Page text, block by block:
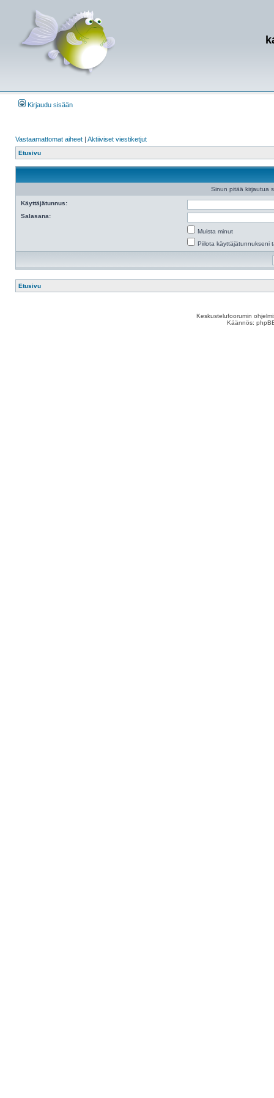
Kirjaudu sisään
Vastaamattomat aiheet | Aktiiviset viestiketjut
Etusivu
Sinun pitää kirjautua
Käyttäjätunnus:
Salasana:
Muista minut
Piilota käyttäjätunnukseni
Etusivu
Keskustelufoorumin
Käännös: